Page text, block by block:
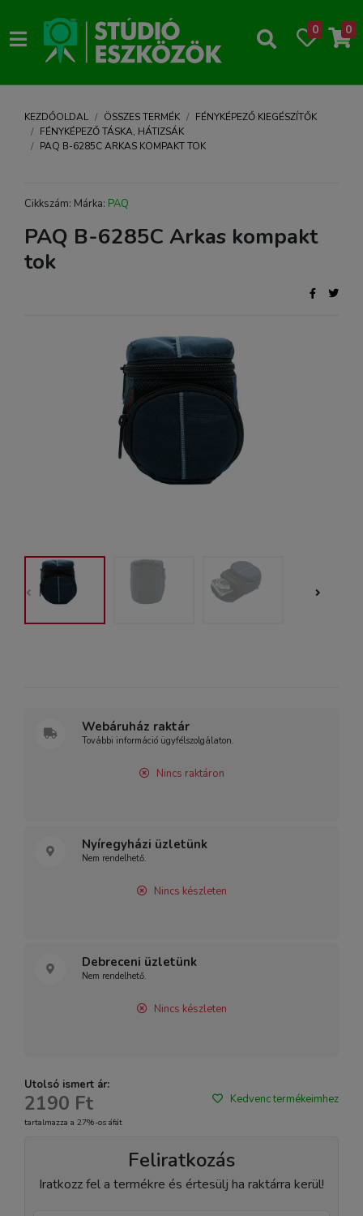
0 0
KEZDŐOLDAL ÖSSZES TERMÉK
FÉNYKÉPEZŐ KIEGÉSZÍTŐK
FÉNYKÉPEZŐ TÁSKA, HÁTIZSÁK
PAQ B-6285C ARKAS KOMPAKT TOK
Cikkszám: Márka: PAQ
PAQ B-6285C Arkas kompakt
tok
Webáruház raktár
További információ ügyfélszolgálaton.
Nincs raktáron
Nyíregyházi üzletünk
Nem rendelhető.
Nincs készleten
Debreceni üzletünk
Nem rendelhető.
Nincs készleten
Utolsó ismert ár:
2190 Ft
tartalmazza a 27%-os áfát
Kedvenc termékeimhez
Feliratkozás
Iratkozz fel a termékre és értesülj ha raktárra kerül!